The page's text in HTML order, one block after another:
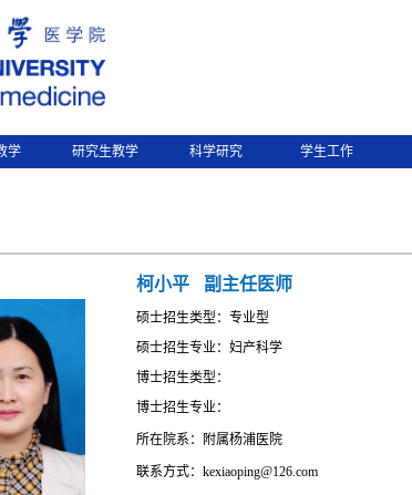
学 研究生教学 科学研究 学生工作
柯小平 副主任医师
硕士招生类型：专业型
硕士招生专业：妇产科学
博士招生类型：
博士招生专业：
所在院系：附属杨浦医院
联系方式：kexiaoping@126.com